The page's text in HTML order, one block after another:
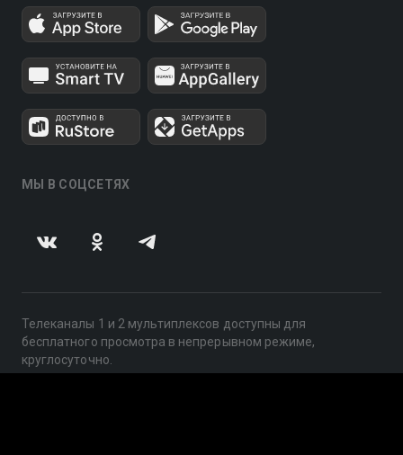
МЫ В СОЦСЕТЯХ
Телеканалы 1 и 2 мультиплексов доступны для
бесплатного просмотра в непрерывном режиме,
круглосуточно.